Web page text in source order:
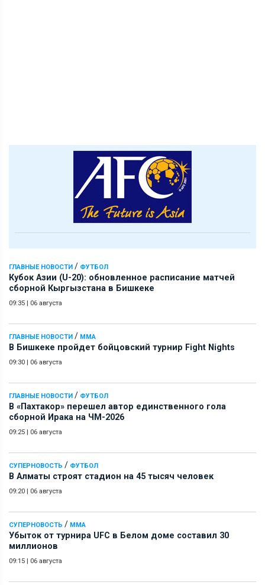
ГЛАВНЫЕ НОВОСТИ / ФУТБОЛ
Кубок Азии (U-20): обновленное расписание матчей
сборной Кыргызстана в Бишкеке
09:35 | 06 августа
ГЛАВНЫЕ НОВОСТИ / ММА
В Бишкеке пройдет бойцовский турнир Fight Nights
09:30 | 06 августа
ГЛАВНЫЕ НОВОСТИ / ФУТБОЛ
В «Пахтакор» перешел автор единственного гола
сборной Ирака на ЧМ-2026
09:25 | 06 августа
СУПЕРНОВОСТЬ / ФУТБОЛ
В Алматы строят стадион на 45 тысяч человек
09:20 | 06 августа
СУПЕРНОВОСТЬ / ММА
Убыток от турнира UFC в Белом доме составил 30
миллионов
09:15 | 06 августа